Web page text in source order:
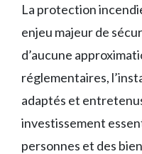
La protection
enjeu majeur de
d’aucune
réglementaires,
adaptés et
investissement
personnes et des